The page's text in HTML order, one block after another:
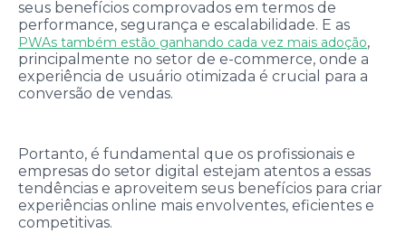
seus benefícios comprovados em termos de
performance, segurança e escalabilidade. E as
PWAs também estão ganhando cada vez mais adoção,
principalmente no setor de e-commerce, onde a
experiência de usuário otimizada é crucial para a
conversão de vendas.
Portanto, é fundamental que os profissionais e
empresas do setor digital estejam atentos a essas
tendências e aproveitem seus benefícios para criar
experiências online mais envolventes, eficientes e
competitivas.